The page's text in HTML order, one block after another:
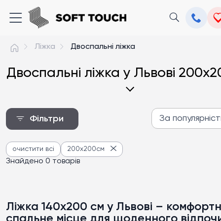
Ліжка Двоспальні ліжка
Двоспальні ліжка у Львові
Фільтри За
Знайдено 0 товарів
очистити всі 200х200см
Ліжка 140х200 см у Львові –
спальне місце для щоденного